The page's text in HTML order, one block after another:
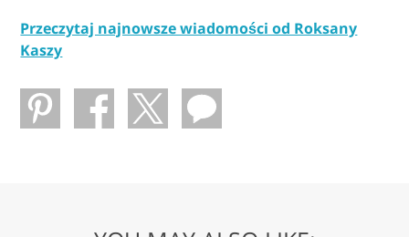
Przeczytaj najnowsze wiadomości od Roksany
Kaszy